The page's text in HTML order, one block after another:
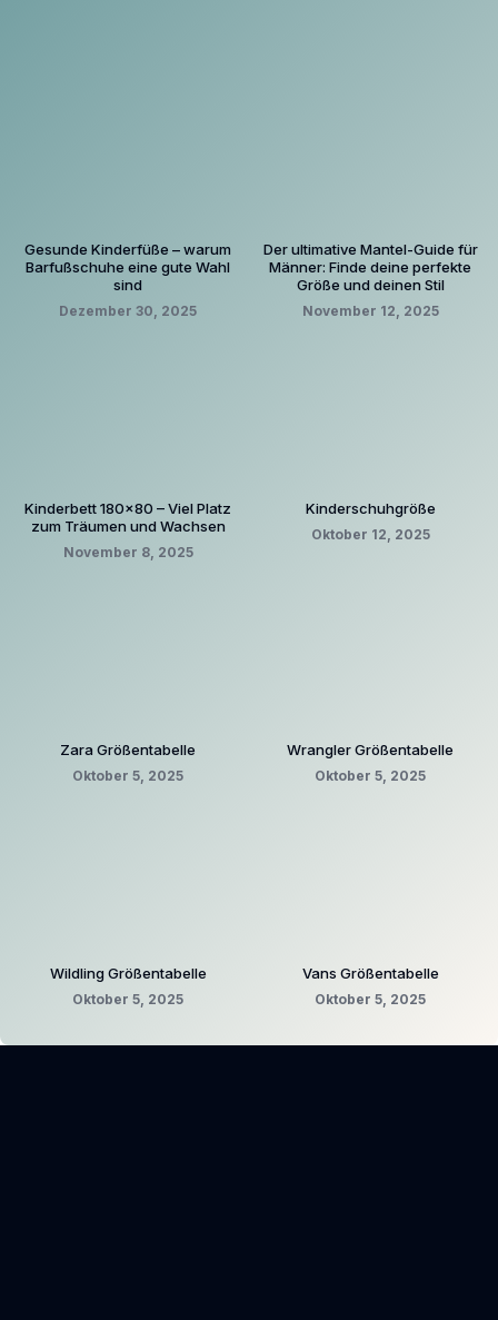
Gesunde Kinderfüße – warum
Barfußschuhe eine gute Wahl
sind
Dezember 30, 2025
Der ultimative Mantel-Guide für
Männer: Finde deine perfekte
Größe und deinen Stil
November 12, 2025
Kinderbett 180×80 – Viel Platz
zum Träumen und Wachsen
November 8, 2025
Kinderschuhgröße
Oktober 12, 2025
Zara Größentabelle
Oktober 5, 2025
Wrangler Größentabelle
Oktober 5, 2025
Wildling Größentabelle
Oktober 5, 2025
Vans Größentabelle
Oktober 5, 2025